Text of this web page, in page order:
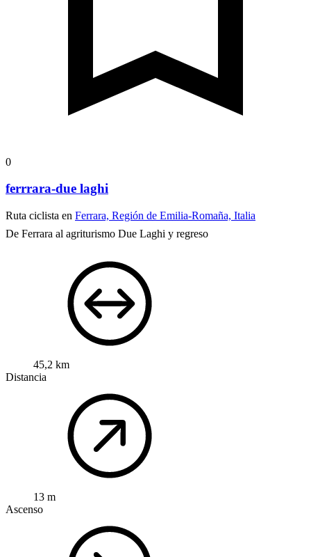
0
ferrrara-due laghi
Ruta ciclista en Ferrara, Región de Emilia-Romaña, Italia
De Ferrara al agriturismo Due Laghi y regreso
45,2 km
Distancia
13 m
Ascenso